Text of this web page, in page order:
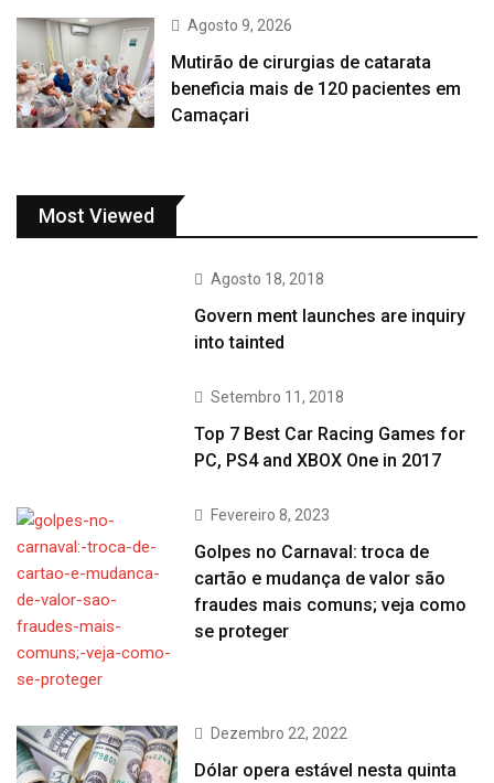
Agosto 9, 2026
Mutirão de cirurgias de catarata
beneficia mais de 120 pacientes em
Camaçari
Most Viewed
Agosto 18, 2018
Govern ment launches are inquiry
into tainted
Setembro 11, 2018
Top 7 Best Car Racing Games for
PC, PS4 and XBOX One in 2017
Fevereiro 8, 2023
Golpes no Carnaval: troca de
cartão e mudança de valor são
fraudes mais comuns; veja como
se proteger
Dezembro 22, 2022
Dólar opera estável nesta quinta